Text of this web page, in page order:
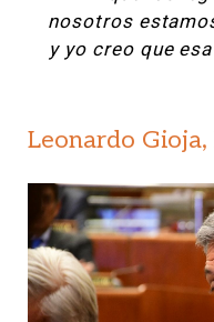
nosotros
y yo creo que
Leonardo